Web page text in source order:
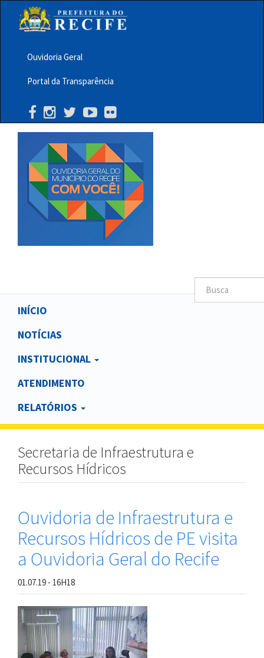
principalMenu
Barra
Topo
PCR
Ouvidoria Geral
Portal da Transparência
Main
navigation
INÍCIO
NOTÍCIAS
INSTITUCIONAL
ATENDIMENTO
RELATÓRIOS
Secretaria de Infraestrutura e
Recursos Hídricos
Ouvidoria de Infraestrutura e
Recursos Hídricos de PE visita
a Ouvidoria Geral do Recife
01.07.19 - 16H18